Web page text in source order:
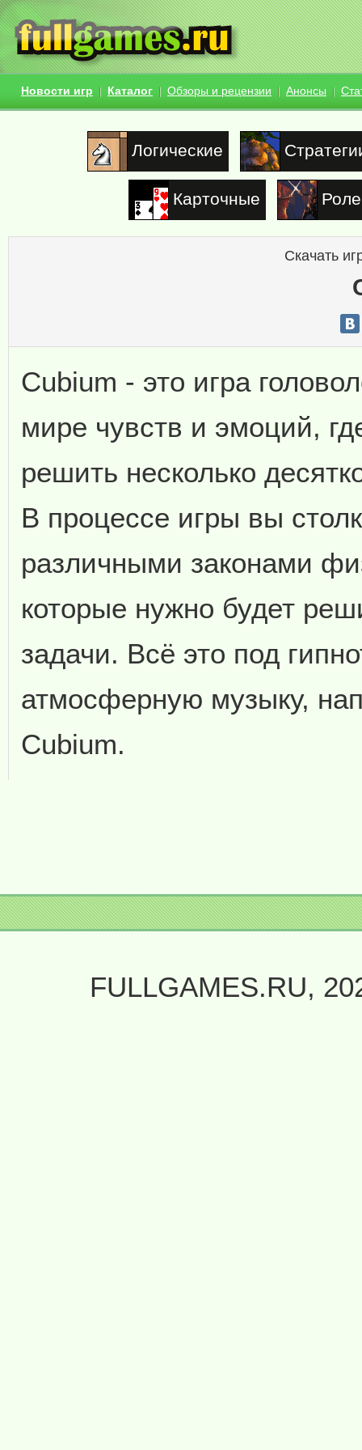
Новости игр Каталог Обзоры и рецензии Анонсы
Логические
Карточные
Скачать
Cubium - это игра
мире чувств и эмоций,
решить несколько
В процессе игры вы
различными законами
которые нужно будет
задачи. Всё это под
атмосферную музыку,
Cubium.
FULLGAMES.RU,